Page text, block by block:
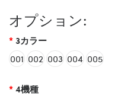
オプション:
3カラー
001 002 003 004 005
4機種